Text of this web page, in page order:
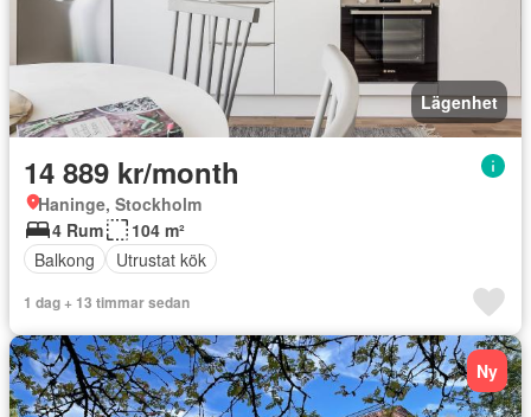
Lägenhet
14 889 kr/month
Haninge, Stockholm
4 Rum
104 m²
Balkong
Utrustat kök
1 dag + 13 timmar sedan
Ny